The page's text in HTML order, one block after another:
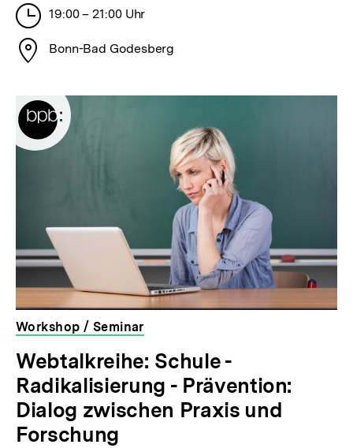
Stunden
19:00 – 21:00 Uhr
Stadt
Bonn-Bad Godesberg
Workshop / Seminar
veranstaltet
von
der
bpb
Webtalkreihe: Schule -
Radikalisierung - Prävention:
Dialog zwischen Praxis und
Forschung